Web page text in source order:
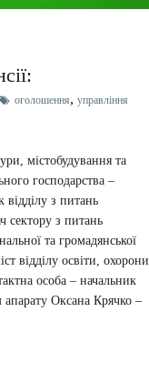
оголошення,управління
містобудування та
господарства –
відділу з питань
сектору з питань
та громадянської
відділу освіти, охорони
особа – начальник
апарату Оксана Крячко –